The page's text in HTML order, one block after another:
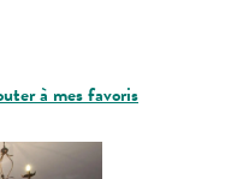
favoris
à mes favoris